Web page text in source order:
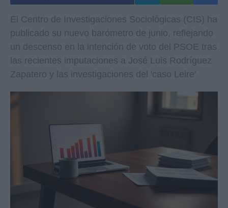
El Centro de Investigaciones Sociológicas (CIS) ha
publicado su nuevo barómetro de junio, reflejando
un descenso en la intención de voto del PSOE tras
las recientes imputaciones a José Luis Rodríguez
Zapatero y las investigaciones del 'caso Leire'